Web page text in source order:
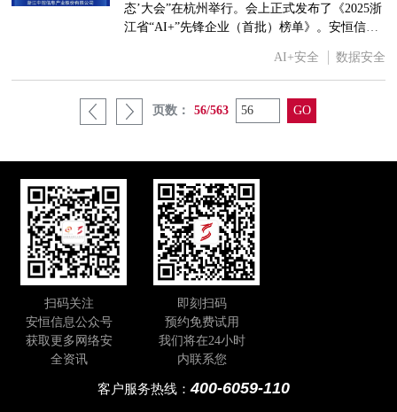
景区旁，人文底蕴深厚，学习环境宜人，是开展
研学培训的理想场所。
态’大会”在杭州举行。会上正式发布了《2025浙
江省“AI+”先锋企业（首批）榜单》。安恒信息
首批入选榜单。会上还发布了《浙江数字经济百
人会专家观点集》安恒信息董事长范渊、CTO刘
博、CSO袁明坤等专家观点入选。面对AI时代的
安全新命题，安恒信息率先提出了“以AI对抗
AI+安全 数据安全
页数： 56/563
扫码关注
安恒信息公众号
获取更多网络安
全资讯
即刻扫码
预约免费试用
我们将在24小时
内联系您
客户服务热线：400-6059-110